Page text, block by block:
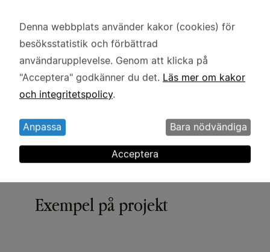
WASP–HS: forskning om AI,
teknik, människa och samhälle.
Läs mer
Exempel på projekt
Användning
av
personuppgifter
och
kakor
Denna webbplats använder kakor (cookies) för
besöksstatistik och förbättrad
användarupplevelse. Genom att klicka på
"Acceptera" godkänner du det. Läs mer om kakor
och integritetspolicy.
Anpassa Bara nödvändiga
Acceptera